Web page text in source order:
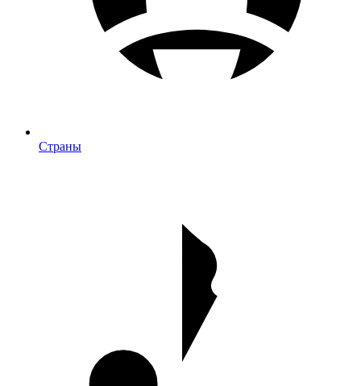
Страны